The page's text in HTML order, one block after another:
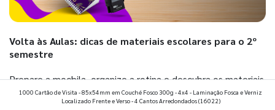
Volta às Aulas: dicas de materiais escolares para o 2º
semestre
Prepare a mochila, organize a rotina e descubra os materiais
que fazem toda diferença para começar o segundo
1000 Cartão de Visita - 85x54mm em Couché Fosco 300g - 4x4 - Laminação Fosca e Verniz
Localizado Frente e Verso - 4 Cantos Arredondados(16022)